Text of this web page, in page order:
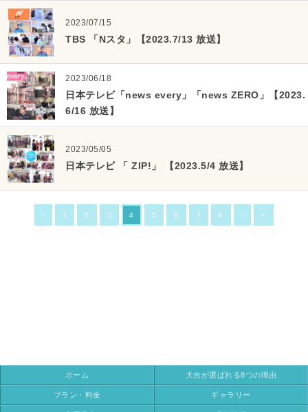
2023/07/15
TBS 「Nスタ」【2023.7/13 放送】
2023/06/18
日本テレビ「news every」「news ZERO」【2023.
6/16 放送】
2023/05/05
日本テレビ 「 ZIP!」 【2023.5/4 放送】
‹ 1 2 3 4 5 6 7 8 › »
ホーム 大吉が選ばれる8つの理由
プラン・料金 ギャラリー